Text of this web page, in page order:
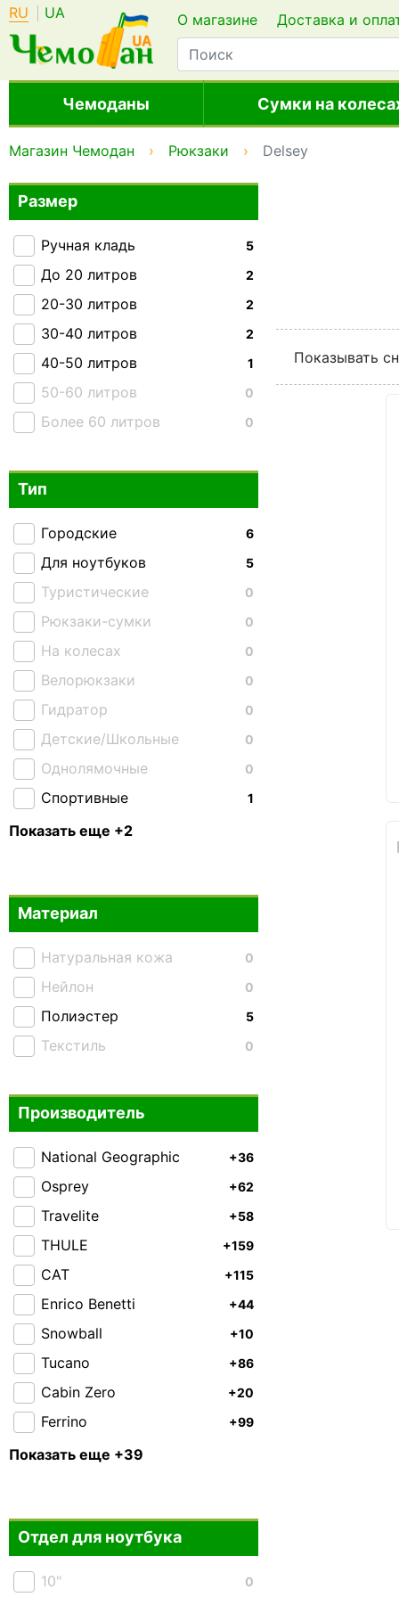
RU UA О магазине Доставка и
Чемоданы Сумки на
Магазин Чемодан Рюкзаки Delsey
Показывать
Размер
5
Ручная кладь
2
До 20 литров
2
20-30 литров
2
30-40 литров
1
40-50 литров
0
50-60 литров
0
Более 60 литров
Тип
6
Городские
5
Для ноутбуков
0
Туристические
0
Рюкзаки-сумки
0
На колесах
0
Велорюкзаки
0
Гидратор
0
Детские/Школьные
0
Однолямочные
1
Спортивные
Тактические
Показать еще +2
Материал
0
Натуральная кожа
0
Нейлон
5
Полиэстер
0
Текстиль
Производитель
+36
National Geographic
+62
Osprey
+58
Travelite
+159
THULE
+115
CAT
+44
Enrico Benetti
+10
Snowball
+86
Tucano
+20
Cabin Zero
+99
Ferrino
Highlander
Roncato
Показать еще +39
Отдел для ноутбука
0
10"